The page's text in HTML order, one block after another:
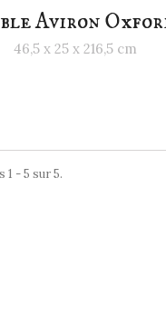
Aviron
46,5 x 25 x 216,5 cm
1 - 5 sur 5.